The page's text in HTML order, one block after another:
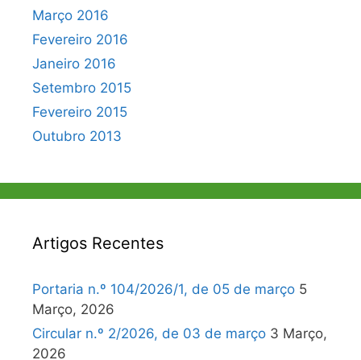
Março 2016
Fevereiro 2016
Janeiro 2016
Setembro 2015
Fevereiro 2015
Outubro 2013
Artigos Recentes
Portaria n.º 104/2026/1, de 05 de março 5
Março, 2026
Circular n.º 2/2026, de 03 de março 3 Março,
2026